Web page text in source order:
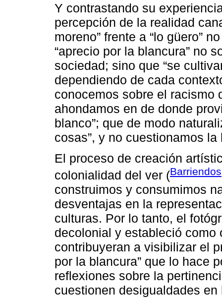
Y contrastando su
percepción de la realidad
moreno” frente a “lo güero”
“aprecio por la blancura” no
sociedad; sino que “se
dependiendo de cada
conocemos sobre el racismo
ahondamos en de donde
blanco”; que de modo
cosas”, y no cuestionamos
El proceso de creación
colonialidad del ver (
construimos y consumimos
desventajas en la
culturas. Por lo tanto, el
decolonial y estableció como
contribuyeran a visibilizar el
por la blancura” que lo hace
reflexiones sobre la
cuestionen desigualdades